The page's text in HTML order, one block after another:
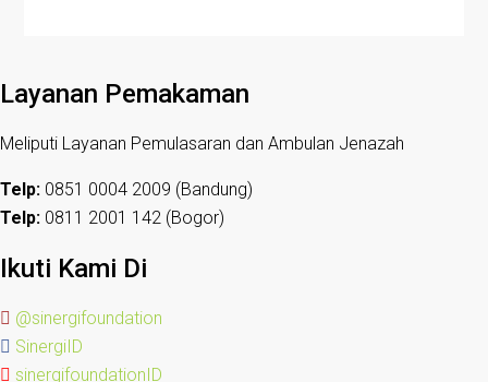
Layanan Pemakaman
Meliputi Layanan Pemulasaran dan Ambulan Jenazah
Telp: 0851 0004 2009 (Bandung)
Telp: 0811 2001 142 (Bogor)
Ikuti Kami Di
@sinergifoundation
SinergiID
sinergifoundationID